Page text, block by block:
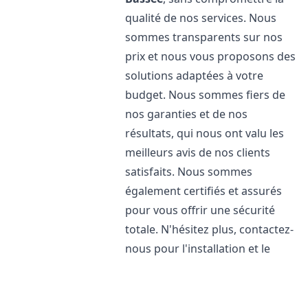
qualité de nos services. Nous
sommes transparents sur nos
prix et nous vous proposons des
solutions adaptées à votre
budget. Nous sommes fiers de
nos garanties et de nos
résultats, qui nous ont valu les
meilleurs avis de nos clients
satisfaits. Nous sommes
également certifiés et assurés
pour vous offrir une sécurité
totale. N'hésitez plus, contactez-
nous pour l'installation et le